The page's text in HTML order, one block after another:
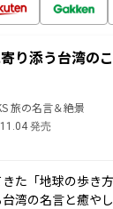
り添う台湾の
旅の名言＆絶景
発売
た「地球の歩き
湾の名言と癒や